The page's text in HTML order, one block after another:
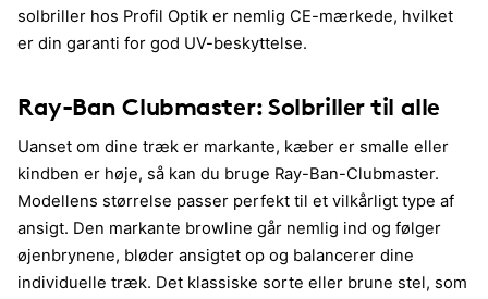
solbriller hos Profil Optik er nemlig CE-mærkede, hvilket
er din garanti for god UV-beskyttelse.
Ray-Ban Clubmaster: Solbriller til alle
Uanset om dine træk er markante, kæber er smalle eller
kindben er høje, så kan du bruge Ray-Ban-Clubmaster.
Modellens størrelse passer perfekt til et vilkårligt type af
ansigt. Den markante browline går nemlig ind og følger
øjenbrynene, bløder ansigtet op og balancerer dine
individuelle træk. Det klassiske sorte eller brune stel, som